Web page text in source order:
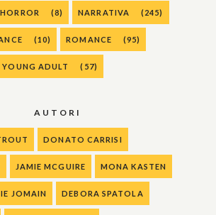
HORROR (8) NARRATIVA (245)
(10) ROMANCE (95)
YOUNG ADULT (57)
AUTORI
DONATO CARRISI
JAMIE MCGUIRE MONA KASTEN
JOMAIN DEBORA SPATOLA